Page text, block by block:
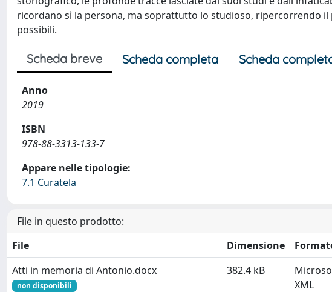
ricordano sì la persona, ma soprattutto lo studioso, ripercorrendo
possibili.
Scheda breve Scheda completa Scheda
Anno
2019
ISBN
978-88-3313-133-7
Appare nelle tipologie:
7.1 Curatela
File in questo prodotto:
File
Dimensione
Atti in memoria di Antonio.docx
non disponibili
382.4 kB
XML